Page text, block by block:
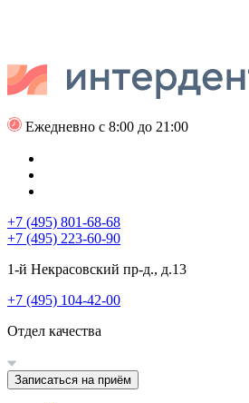
Ежедневно с 8:00 до 21:00
+7 (495) 801-68-68
+7 (495) 223-60-90
1-й Некрасовский пр-д., д.13
+7 (495) 104-42-00
Отдел качества
Записаться на приём